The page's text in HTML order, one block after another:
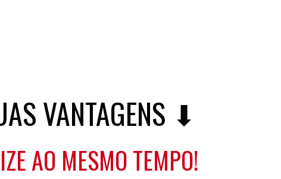
VANTAGENS ⬇
AO MESMO TEMPO!